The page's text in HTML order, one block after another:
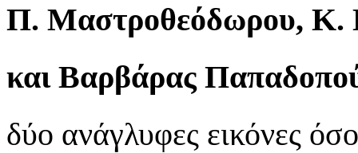
Π. Μαστροθεόδωρου, Κ.
και Βαρβάρας
δύο ανάγλυφες εικόνες